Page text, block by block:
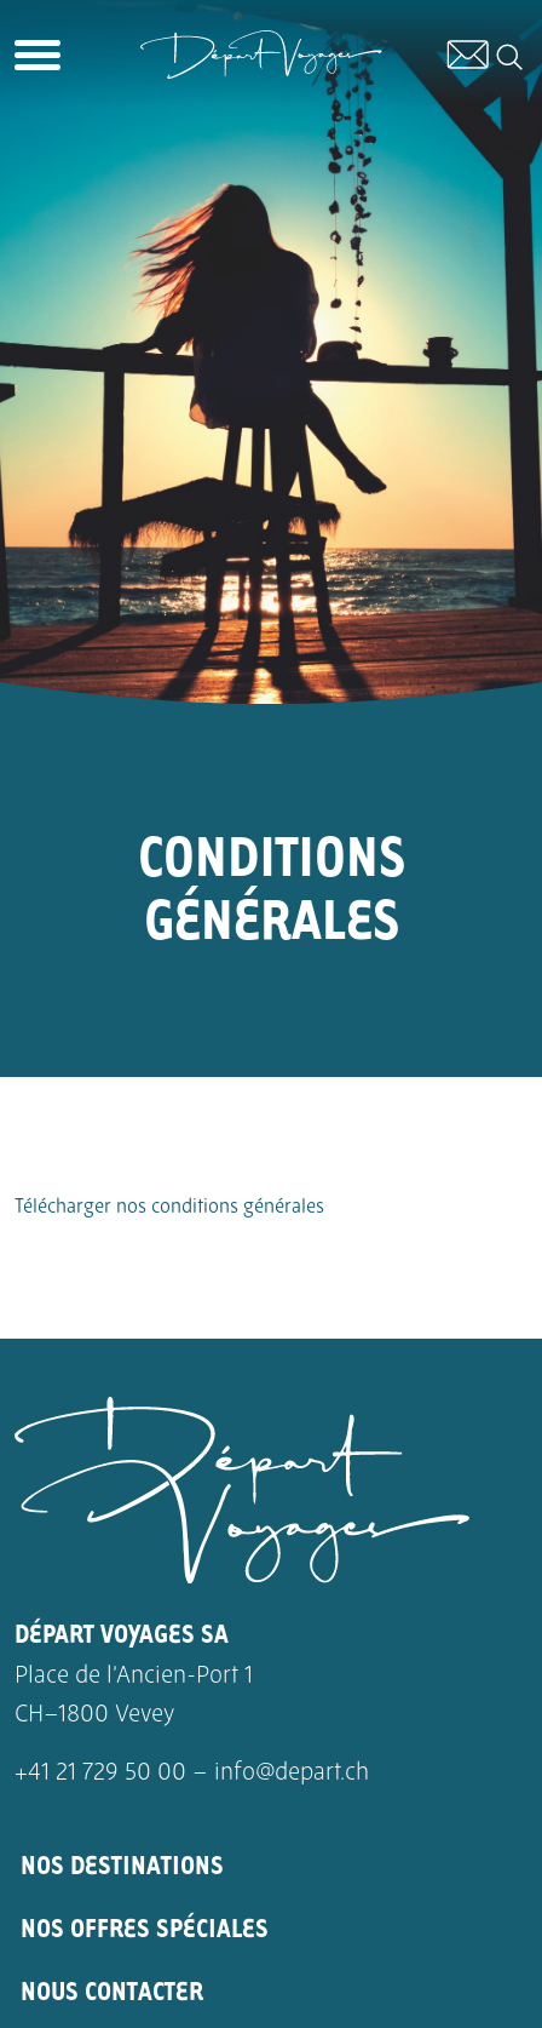
CONDITIONS
GÉNÉRALES
Télécharger nos conditions générales
DÉPART VOYAGES SA
Place de l’Ancien-Port 1
CH–1800 Vevey
+41 21 729 50 00 – info@depart.ch
NOS DESTINATIONS
NOS OFFRES SPÉCIALES
NOUS CONTACTER